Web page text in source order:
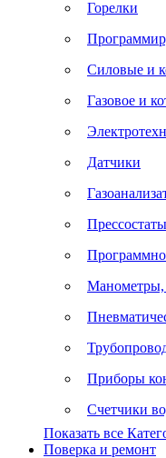
Горелки
Силовые и
Газовое и
Датчики
Приборы
Счетчики
Показать все
Поверка и ремонт